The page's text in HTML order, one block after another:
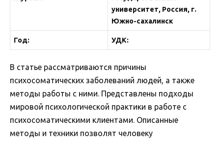
университет, Россия, г.
Южно-сахалинск
Год: УДК:
В статье рассматриваются причины
психосоматических заболеваний людей, а также
методы работы с ними. Представлены подходы
мировой психологической практики в работе с
психосоматическими клиентами. Описанные
методы и техники позволят человеку